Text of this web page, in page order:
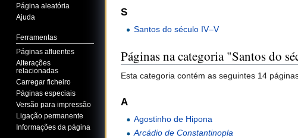
S
Santos do século IV–V
Páginas na categoria "Santos do
Esta categoria contém as seguintes 14
A
Agostinho de Hipona
Arcádio de Constantinopla
Página aleatória
Ajuda
Ferramentas
Páginas afluentes
Alterações
relacionadas
Carregar ficheiro
Páginas especiais
Versão para impressão
Ligação permanente
Informações da página